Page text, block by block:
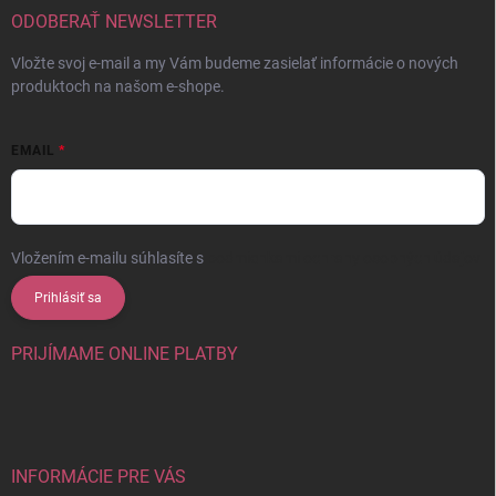
ODOBERAŤ NEWSLETTER
Vložte svoj e-mail a my Vám budeme zasielať informácie o nových
produktoch na našom e-shope.
EMAIL
Vložením e-mailu súhlasíte s
Prihlásiť sa
PRIJÍMAME ONLINE PLATBY
INFORMÁCIE PRE VÁS